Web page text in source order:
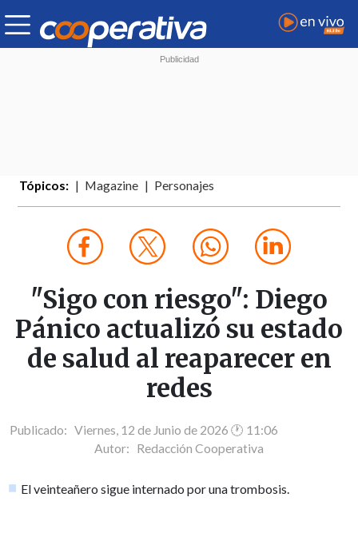
Tópicos: Magazine Personajes
"Sigo con riesgo": Diego
Pánico actualizó su estado
de salud al reaparecer en
redes
Publicado: Viernes, 12 de Junio de 2026 🕐 11:06
Autor: Redacción Cooperativa
El veinteañero sigue internado por una trombosis.